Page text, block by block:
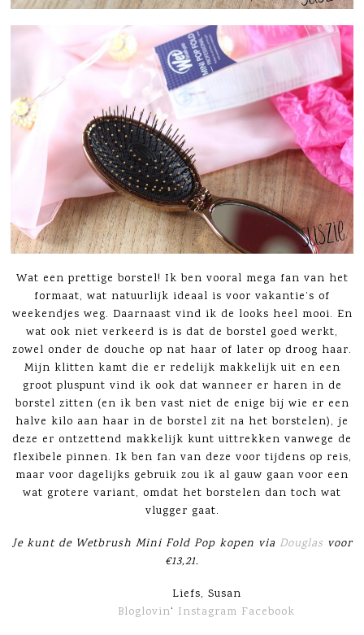
Wat een prettige borstel! Ik ben vooral mega fan van het
formaat, wat natuurlijk ideaal is voor vakantie’s of
weekendjes weg. Daarnaast vind ik de looks heel mooi. En
wat ook niet verkeerd is is dat de borstel goed werkt,
zowel onder de douche op nat haar of later op droog haar.
Mijn klitten kamt die er redelijk makkelijk uit en een
groot pluspunt vind ik ook dat wanneer er haren in de
borstel zitten (en ik ben vast niet de enige bij wie er een
halve kilo aan haar in de borstel zit na het borstelen), je
deze er ontzettend makkelijk kunt uittrekken vanwege de
flexibele pinnen. Ik ben fan van deze voor tijdens op reis,
maar voor dagelijks gebruik zou ik al gauw gaan voor een
wat grotere variant, omdat het borstelen dan toch wat
vlugger gaat.
Je kunt de Wetbrush Mini Fold Pop kopen via Douglas voor
€13,21.
Liefs, Susan
Bloglovin‘ Instagram Facebook